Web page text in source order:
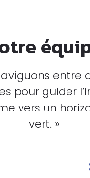
entre
pour guider
vers un
vert. »